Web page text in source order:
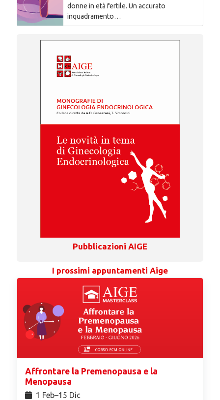
donne in età fertile. Un accurato
inquadramento…
Pubblicazioni AIGE
I prossimi appuntamenti Aige
Affrontare la Premenopausa e la
Menopausa
1 Feb⁠–15 Dic